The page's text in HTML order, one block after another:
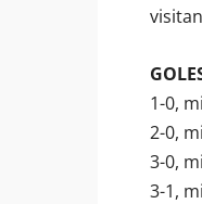
1-0,
2-0,
3-0,
3-1,